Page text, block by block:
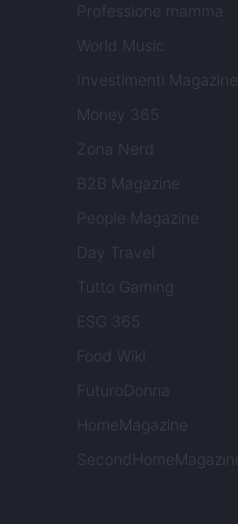
Professione mamma
World Music
Investimenti Magazine
Money 365
Zona Nerd
B2B Magazine
People Magazine
Day Travel
Tutto Gaming
ESG 365
Food Wiki
FuturoDonna
HomeMagazine
SecondHomeMagazine